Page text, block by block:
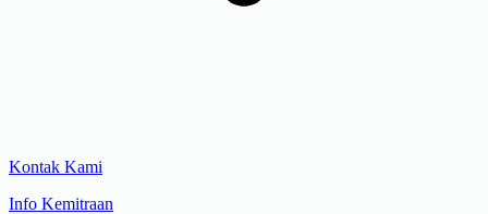
Kontak Kami
Info Kemitraan